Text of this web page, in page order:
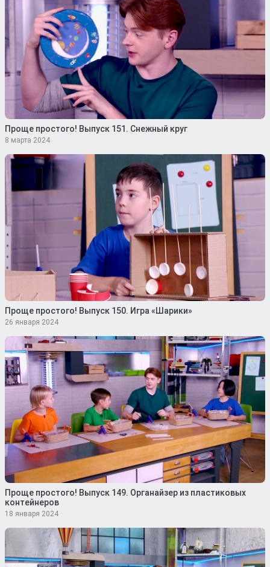
Проще простого! Выпуск 151. Снежный круг
8 марта 2024
Проще простого! Выпуск 150. Игра «Шарики»
26 января 2024
Проще простого! Выпуск 149. Органайзер из пластиковых
контейнеров
18 января 2024